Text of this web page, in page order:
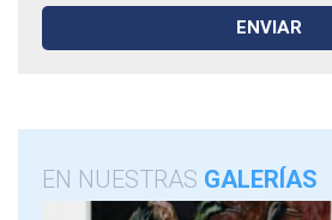
EN NUESTRAS GALERÍAS